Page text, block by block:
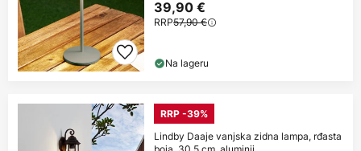
39,90 €
RRP57,90 €
Na lageru
RRP -39%
Lindby Daaje vanjska zidna lampa, rđasta